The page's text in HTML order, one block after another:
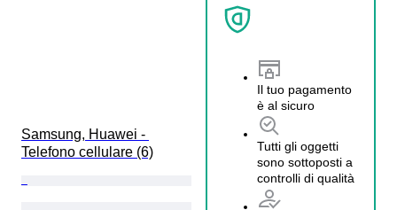
Samsung, Huawei -
Telefono cellulare (6)
Il tuo pagamento
è al sicuro
Tutti gli oggetti
sono sottoposti a
controlli di qualità